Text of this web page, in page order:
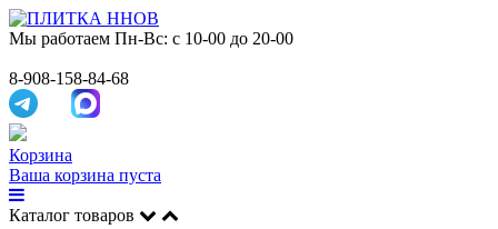
Мы работаем Пн-Вс: с 10-00 до 20-00
8-908-158-84-68
Корзина
Ваша корзина пуста
Каталог товаров